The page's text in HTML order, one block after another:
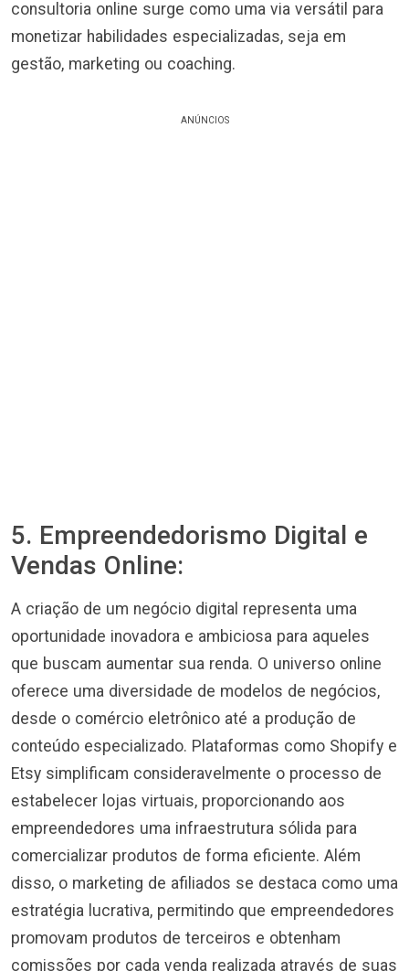
consultoria online surge como uma via versátil para
monetizar habilidades especializadas, seja em
gestão, marketing ou coaching.
ANÚNCIOS
5. Empreendedorismo Digital e
Vendas Online:
A criação de um negócio digital representa uma
oportunidade inovadora e ambiciosa para aqueles
que buscam aumentar sua renda. O universo online
oferece uma diversidade de modelos de negócios,
desde o comércio eletrônico até a produção de
conteúdo especializado. Plataformas como Shopify e
Etsy simplificam consideravelmente o processo de
estabelecer lojas virtuais, proporcionando aos
empreendedores uma infraestrutura sólida para
comercializar produtos de forma eficiente. Além
disso, o marketing de afiliados se destaca como uma
estratégia lucrativa, permitindo que empreendedores
promovam produtos de terceiros e obtenham
comissões por cada venda realizada através de suas